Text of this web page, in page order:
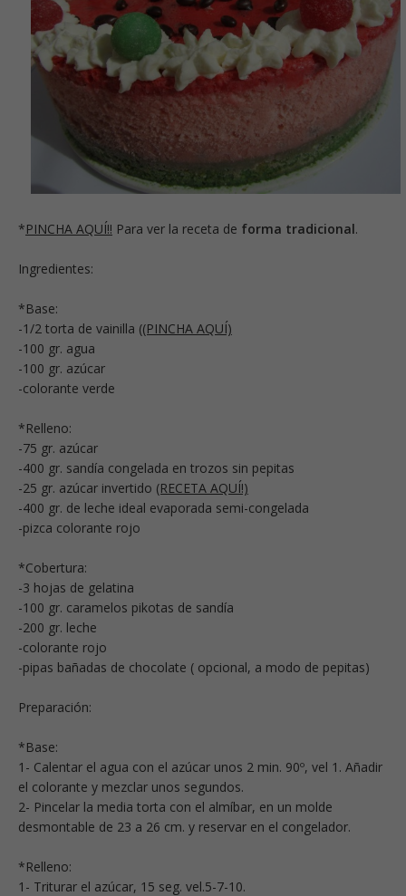
*PINCHA AQUÍ!! Para ver la receta de forma tradicional.
Ingredientes:
*Base:
-1/2 torta de vainilla ((PINCHA AQUÍ)
-100 gr. agua
-100 gr. azúcar
-colorante verde
*Relleno:
-75 gr. azúcar
-400 gr. sandía congelada en trozos sin pepitas
-25 gr. azúcar invertido (RECETA AQUÍ!)
-400 gr. de leche ideal evaporada semi-congelada
-pizca colorante rojo
*Cobertura:
-3 hojas de gelatina
-100 gr. caramelos pikotas de sandía
-200 gr. leche
-colorante rojo
-pipas bañadas de chocolate ( opcional, a modo de pepitas)
Preparación:
*Base:
1- Calentar el agua con el azúcar unos 2 min. 90º, vel 1. Añadir
el colorante y mezclar unos segundos.
2- Pincelar la media torta con el almíbar, en un molde
desmontable de 23 a 26 cm. y reservar en el congelador.
*Relleno:
1- Triturar el azúcar, 15 seg. vel.5-7-10.